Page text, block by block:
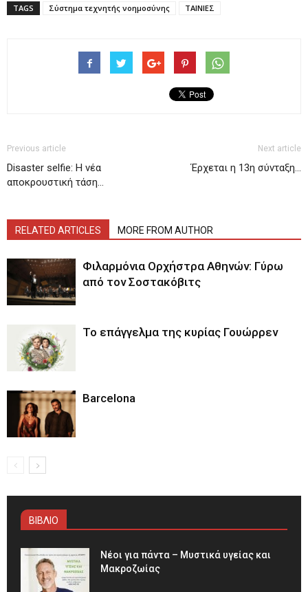
TAGS Σύστημα τεχνητής νοημοσύνης ΤΑΙΝΙΕΣ
Previous article
Disaster selfie: Η νέα
αποκρουστική τάση…
Next article
Έρχεται η 13η σύνταξη…
RELATED ARTICLES MORE FROM AUTHOR
Φιλαρμόνια Ορχήστρα Αθηνών: Γύρω
από τον Σοστακόβιτς
Το επάγγελμα της κυρίας Γουώρρεν
Barcelona
ΒΙΒΛΙΟ
Νέοι για πάντα – Μυστικά υγείας και
Μακροζωίας